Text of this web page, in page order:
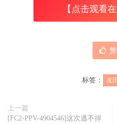
【点击观看
标签： 友
上一篇
[FC2-PPV-4904546]这次逃不掉